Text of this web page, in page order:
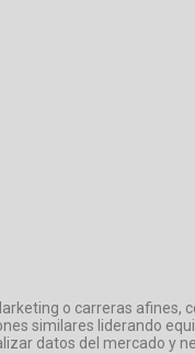
o carreras afines,
similares liderando
datos del mercado y